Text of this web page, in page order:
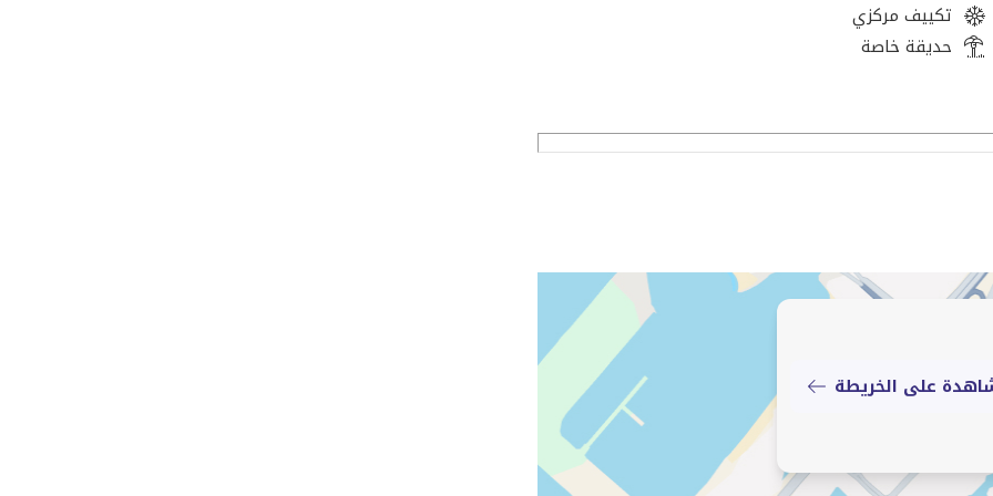
مصر الجديدة، مدينة نصر، وغرب القاهرة.
تكييف مركزي
حديقة خاصة
على الخريطة